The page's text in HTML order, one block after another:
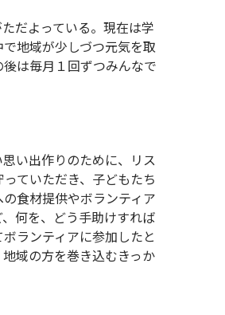
だよっている。現在は学
地域が少しづつ元気を取
は毎月１回ずつみんなで
い出作りのために、リス
ていただき、子どもたち
食材提供やボランティア
何を、どう手助けすれば
ランティアに参加したと
域の方を巻き込むきっか